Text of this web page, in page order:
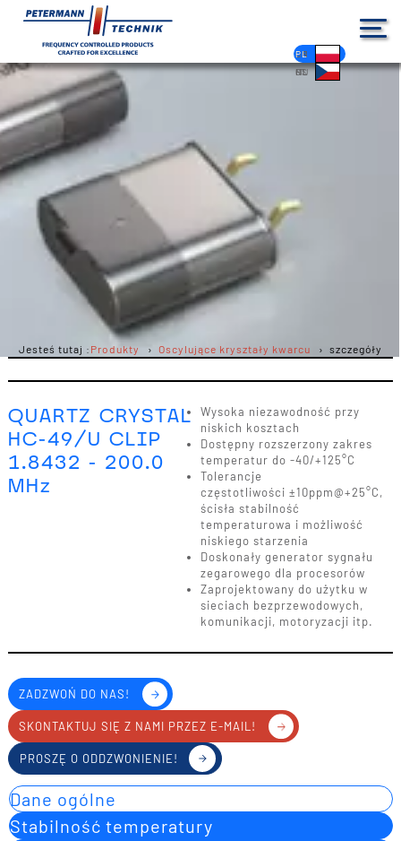
DE
EN
FR
ES
PL
IT
NL
HU
CS
Jesteś tutaj : Produkty Oscylujące kryształy kwarcu szczegóły
QUARTZ CRYSTAL
HC-49/U CLIP
1.8432 - 200.0
MHz
Wysoka niezawodność przy
niskich kosztach
Dostępny rozszerzony zakres
temperatur do -40/+125°C
Tolerancje
częstotliwości ±10ppm@+25°C,
ścisła stabilność
temperaturowa i możliwość
niskiego starzenia
Doskonały generator sygnału
zegarowego dla procesorów
Zaprojektowany do użytku w
sieciach bezprzewodowych,
komunikacji, motoryzacji itp.
ZADZWOŃ DO NAS!
SKONTAKTUJ SIĘ Z NAMI PRZEZ E-MAIL!
PROSZĘ O ODDZWONIENIE!
Dane ogólne
Stabilność temperatury